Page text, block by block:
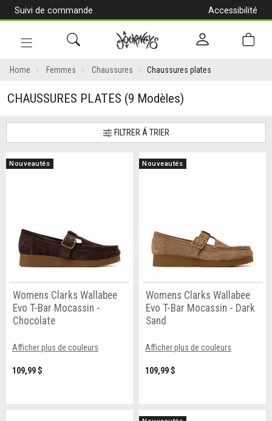
Suivi de commande
Accessibilité
en
Home Femmes Chaussures Chaussures plates
CHAUSSURES PLATES (9 Modèles)
FILTRER Á TRIER
Nouveautés
Womens Clarks Wallabee
Evo T-Bar Mocassin -
Chocolate
Afficher plus de couleurs
109,99 $
Nouveautés
Womens Clarks Wallabee
Evo T-Bar Mocassin - Dark
Sand
Afficher plus de couleurs
109,99 $